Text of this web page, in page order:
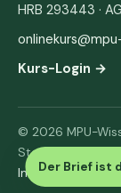
Der Brief ist
HRB 293443 ·
Kurs-Login →
© 2026 MPU-
Staffelsee
Impressum·